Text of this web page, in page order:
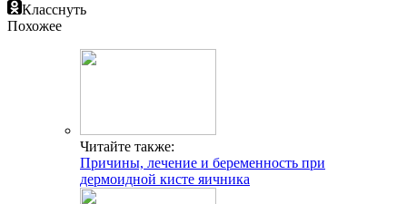
Класснуть
Похожее
Читайте также:
Причины, лечение и беременность при
дермоидной кисте яичника